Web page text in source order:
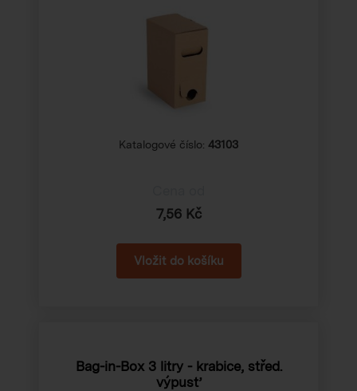
Katalogové číslo: 43103
7,56 Kč
Bag-in-Box 3 litry - krabice, střed.
výpusť